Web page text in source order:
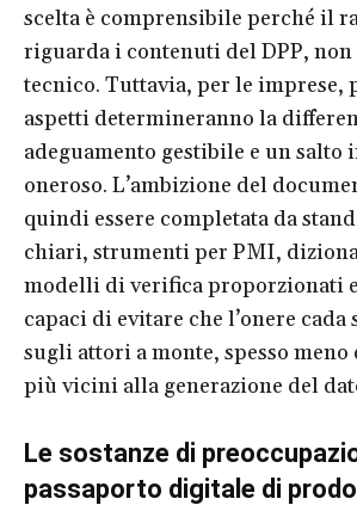
scelta è comprensibile perché il
riguarda i contenuti del DPP, non
tecnico. Tuttavia, per le imprese,
aspetti determineranno la
adeguamento gestibile e un
oneroso. L’ambizione del
quindi essere completata da
chiari, strumenti per PMI,
modelli di verifica proporzionati
capaci di evitare che l’onere
sugli attori a monte, spesso
più vicini alla generazione del
Le sostanze di
passaporto digitale di